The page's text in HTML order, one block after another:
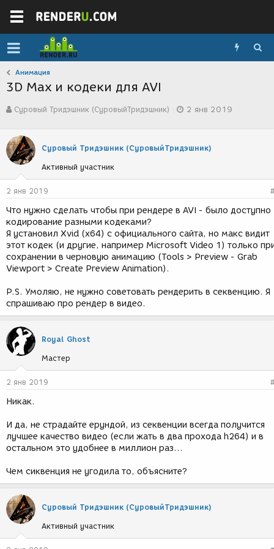
Анимация
3D Max и кодеки для AVI
в
о
р
т
е
м
ы
Суровый Тридэшник (СуровыйТридэшник)
а
с
д
и
2 янв 2019
Суровый Тридэшник (СуровыйТридэшник)
Активный участник
2 янв 2019
Что нужно сделать чтобы при рендере в AVI - было доступно
кодирование разными кодеками?
Я установил Xvid (x64) с официального сайта, но макс видит
этот кодек (и другие, например Microsoft Video 1) только
сохранении в черновую анимацию (Tools > Preview - Grab
Viewport > Create Preview Animation).
P.S. Умоляю, не нужно советовать рендерить в секвенцию. Я
спрашиваю про рендер в видео.
Royal Ghost
Мастер
2 янв 2019
Никак.
И да, не страдайте ерундой, из секвенции всегда получится
лучшее качество видео (если жать в два прохода h264) и в
остальном это удобнее в миллион раз...
Чем сиквенция не угодила то, объясните?
Суровый Тридэшник (СуровыйТридэшник)
Активный участник